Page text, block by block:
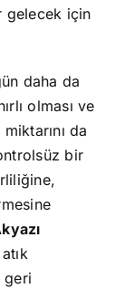
gelecek için
daha da
olması ve
da
bir
geri